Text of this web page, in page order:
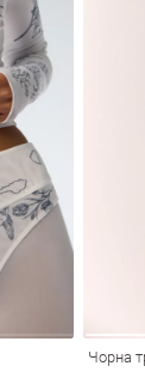
Чорна